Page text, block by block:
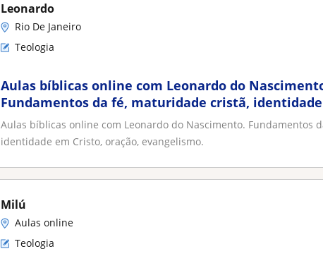
Leonardo
Rio De Janeiro
Teologia
Aulas bíblicas online com Leonardo do
Fundamentos da fé, maturidade cristã,
Cristo, oração, evangelismo
Aulas bíblicas online com Leonardo do Nascimento. Fundamentos
identidade em Cristo, oração, evangelismo.
Milú
Aulas online
Teologia